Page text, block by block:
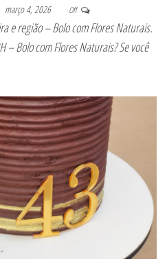
março 4, 2026 Off
e região – Bolo com Flores Naturais.
Bolo com Flores Naturais? Se você